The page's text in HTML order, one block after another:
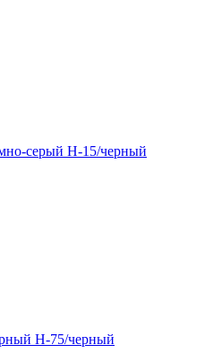
серый H-15/черный
H-75/черный